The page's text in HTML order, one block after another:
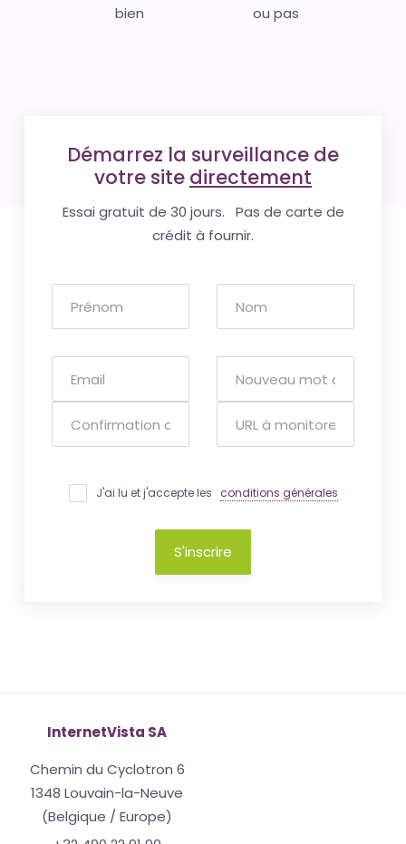
bien
ou pas
Démarrez la surveillance de
votre site directement
Essai gratuit de 30 jours. Pas de carte de
crédit à fournir.
J'ai lu et j'accepte les conditions générales
S'inscrire
InternetVista SA
Chemin du Cyclotron 6
1348 Louvain-la-Neuve
(Belgique / Europe)